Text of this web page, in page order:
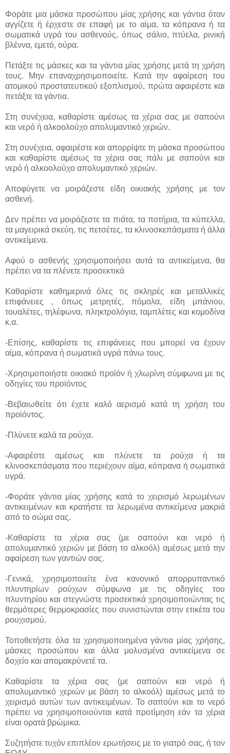
Φοράτε μια μάσκα προσώπου μίας χρήσης και γάντια όταν
αγγίζετε ή έρχεστε σε επαφή με το αίμα, τα κόπρανα ή τα
σωματικά υγρά του ασθενούς, όπως σάλιο, πτύελα, ρινική
βλέννα, εμετό, ούρα.
Πετάξτε τις μάσκες και τα γάντια μίας χρήσης μετά τη χρήση
τους. Μην επαναχρησιμοποιείτε. Κατά την αφαίρεση του
ατομικού προστατευτικού εξοπλισμού, πρώτα αφαιρέστε και
πετάξτε τα γάντια.
Στη συνέχεια, καθαρίστε αμέσως τα χέρια σας με σαπούνι
και νερό ή αλκοολούχο απολυμαντικό χεριών.
Στη συνέχεια, αφαιρέστε και απορρίψτε τη μάσκα προσώπου
και καθαρίστε αμέσως τα χέρια σας πάλι με σαπούνι και
νερό ή αλκοολούχο απολυμαντικό χεριών.
Αποφύγετε να μοιράζεστε είδη οικιακής χρήσης με τον
ασθενή.
Δεν πρέπει να μοιράζεστε τα πιάτα, τα ποτήρια, τα κύπελλα,
τα μαγειρικά σκεύη, τις πετσέτες, τα κλινοσκεπάσματα ή άλλα
αντικείμενα.
Αφού ο ασθενής χρησιμοποιήσει αυτά τα αντικείμενα, θα
πρέπει να τα πλένετε προσεκτικά
Καθαρίστε καθημερινά όλες τις σκληρές και μεταλλικές
επιφάνειες , όπως μετρητές, πόμολα, είδη μπάνιου,
τουαλέτες, τηλέφωνα, πληκτρολόγια, ταμπλέτες και κομοδίνα
κ.α.
-Επίσης, καθαρίστε τις επιφάνειες που μπορεί να έχουν
αίμα, κόπρανα ή σωματικά υγρά πάνω τους.
-Χρησιμοποιήστε οικιακό προϊόν ή χλωρίνη σύμφωνα με τις
οδηγίες του προϊόντος
-Βεβαιωθείτε ότι έχετε καλό αερισμό κατά τη χρήση του
προϊόντος.
-Πλύνετε καλά τα ρούχα.
-Αφαιρέστε αμέσως και πλύνετε τα ρούχα ή τα
κλινοσκεπάσματα που περιέχουν αίμα, κόπρανα ή σωματικά
υγρά.
-Φοράτε γάντια μίας χρήσης κατά το χειρισμό λερωμένων
αντικειμένων και κρατήστε τα λερωμένα αντικείμενα μακριά
από το σώμα σας.
-Καθαρίστε τα χέρια σας (με σαπούνι και νερό ή
απολυμαντικό χεριών με βάση το αλκοόλ) αμέσως μετά την
αφαίρεση των γαντιών σας.
-Γενικά, χρησιμοποιείτε ένα κανονικό απορρυπαντικό
πλυντηρίων ρούχων σύμφωνα με τις οδηγίες του
πλυντηρίου και στεγνώστε προσεκτικά χρησιμοποιώντας τις
θερμότερες θερμοκρασίες που συνιστώνται στην ετικέτα του
ρουχισμού.
Τοποθετήστε όλα τα χρησιμοποιημένα γάντια μίας χρήσης,
μάσκες προσώπου και άλλα μολυσμένα αντικείμενα σε
δοχείο και απομακρύνετέ τα.
Καθαρίστε τα χέρια σας (με σαπούνι και νερό ή
απολυμαντικό χεριών με βάση το αλκοόλ) αμέσως μετά το
χειρισμό αυτών των αντικειμένων. Το σαπούνι και το νερό
πρέπει να χρησιμοποιούνται κατά προτίμηση εάν τα χέρια
είναι ορατά βρώμικα.
Συζητήστε τυχόν επιπλέον ερωτήσεις με το γιατρό σας, ή τον